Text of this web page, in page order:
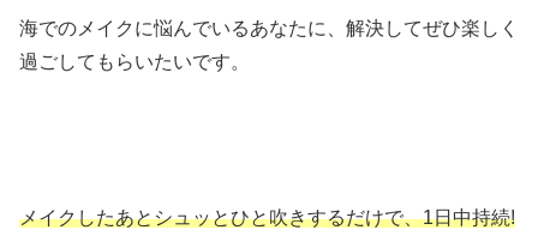
海でのメイクに悩んでいるあなたに、解決してぜひ楽しく
過ごしてもらいたいです。
メイクしたあとシュッとひと吹きするだけで、1日中持続!